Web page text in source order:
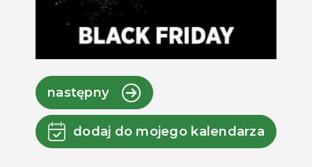
następny
dodaj do mojego kalendarza